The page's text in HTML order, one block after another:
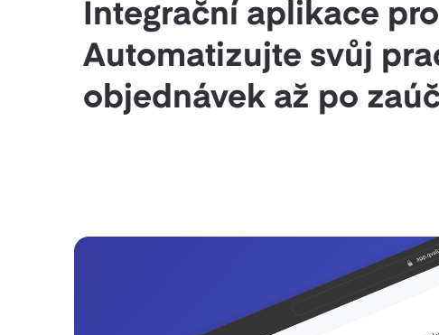
Integrační aplikace
Automatizujte svůj
objednávek až po